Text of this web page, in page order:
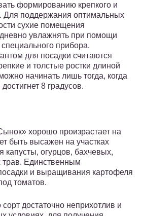
формированию крепкого и
Для поддержания оптимальных
сухие помещения
увлажнять при помощи
прибора.
для посадки считаются
и толстые ростки длиной
начинать лишь тогда, когда
8 градусов.
хорошо произрастает на
быть высажен на участках
огурцов, бахчевых,
Единственным
и выращивания картофеля
томатов.
достаточно неприхотлив и